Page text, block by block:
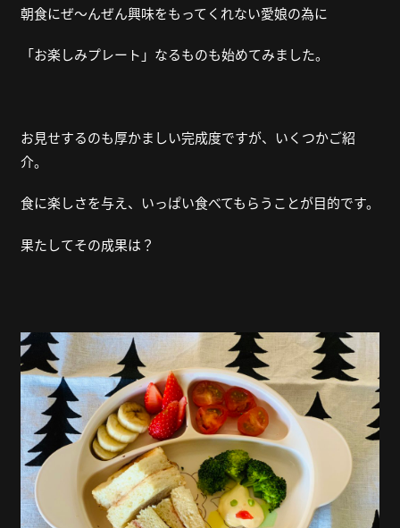
朝食にぜ～んぜん興味をもってくれない愛娘の為に
「お楽しみプレート」なるものも始めてみました。
お見せするのも厚かましい完成度ですが、いくつかご紹
介。
食に楽しさを与え、いっぱい食べてもらうことが目的です。
果たしてその成果は？